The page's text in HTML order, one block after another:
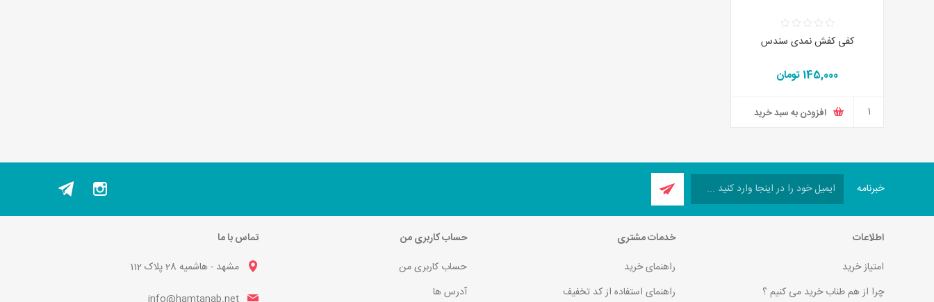
کفی کفش نمدی سندس
145,000 تومان
افزودن به سبد خرید
خبرنامه
اطلاعات
امتیاز خرید
چرا از هم طناب خرید می کنیم ؟
خدمات مشتری
راهنمای خرید
راهنمای استفاده از کد تخفیف
حساب کاربری من
حساب کاربری من
آدرس ها
تماس با ما
مشهد - هاشمیه 28 پلاک 112